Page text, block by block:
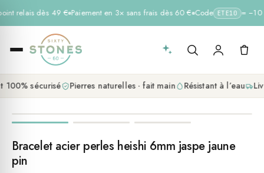
relais dès 49 € Paiement en 3× sans frais dès 60 € Code ETE10 = −10
sécurisé Pierres naturelles · fait main Résistant à l’eau
Bracelet acier perles heishi 6mm jaspe jaune
pin